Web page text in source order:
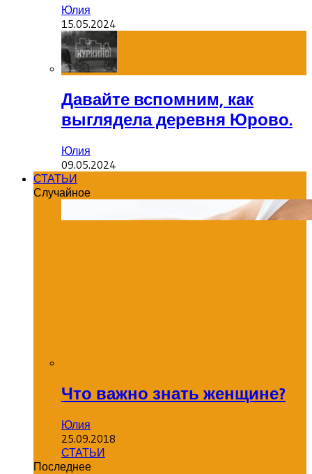
Юлия
15.05.2024
Давайте вспомним, как
выглядела деревня Юрово.
Юлия
09.05.2024
СТАТЬИ
Случайное
Что важно знать женщине?
Юлия
25.09.2018
СТАТЬИ
Последнее